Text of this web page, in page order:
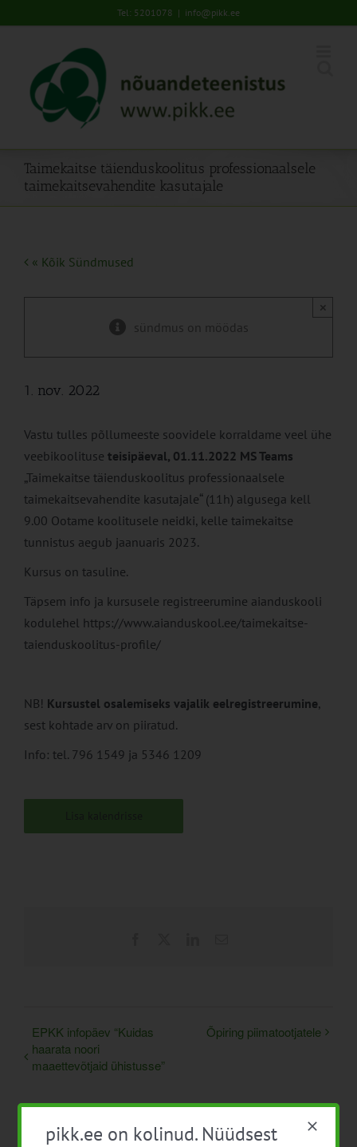
to
Tel: 5201078 | info@pikk.ee
Taimekaitse täienduskoolitus professionaalsele
taimekaitsevahendite kasutajale
« Kõik Sündmused
sündmus on möödas
×
1. nov. 2022
Vastu tulles põllumeeste soovidele korraldame veel ühe
veebikoolituse teisipäeval, 01.11.2022 MS Teams
„Taimekaitse täienduskoolitus professionaalsele
taimekaitsevahendite kasutajale“ (11h) algusega kell
9.00 Ootame koolitusele neidki, kelle taimekaitse
tunnistus aegub jaanuaris 2023.
Kursus on tasuline.
Täpsem info ja kursusele registreerumine aianduskooli
kodulehel https://www.aianduskool.ee/taimekaitse-
taienduskoolitus-profile/
NB! Kursustel osalemiseks vajalik eelregistreerumine,
sest kohtade arv on piiratud.
Info: tel. 796 1549 ja 5346 1209
EPKK infopäev “Kuidas
haarata noori
maaettevõtjaid ühistusse”
Õpiring piimatootjatele
pikk.ee on kolinud. Nüüdsest